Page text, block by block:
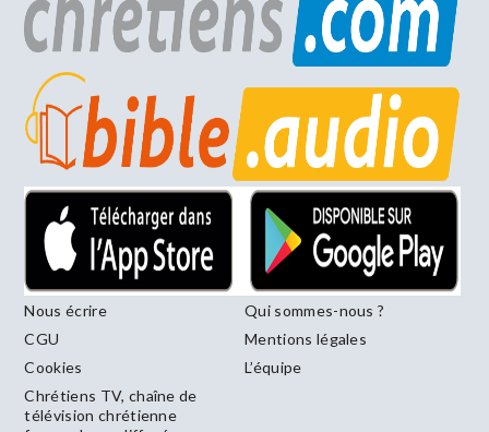
Nous écrire
Qui sommes-nous ?
CGU
Mentions légales
Cookies
L’équipe
Chrétiens TV, chaîne de
télévision chrétienne